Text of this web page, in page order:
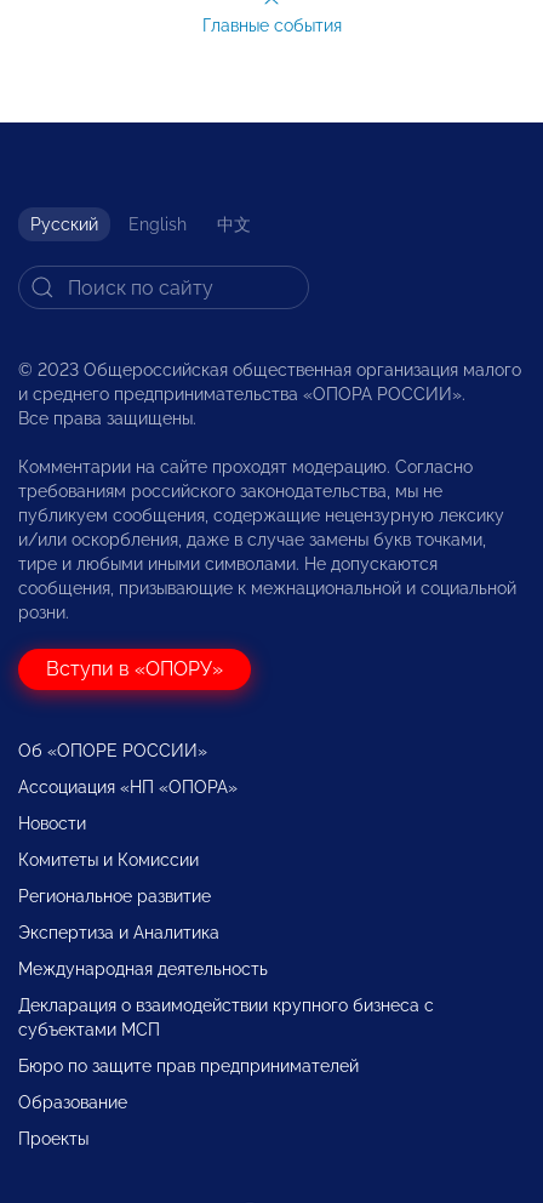
Главные события
Русский English 中文
© 2023 Общероссийская общественная организация малого
и среднего предпринимательства «ОПОРА РОССИИ».
Все права защищены.
Комментарии на сайте проходят модерацию. Согласно
требованиям российского законодательства, мы не
публикуем сообщения, содержащие нецензурную лексику
и/или оскорбления, даже в случае замены букв точками,
тире и любыми иными символами. Не допускаются
сообщения, призывающие к межнациональной и социальной
розни.
Вступи в «ОПОРУ»
Об «ОПОРЕ РОССИИ»
Ассоциация «НП «ОПОРА»
Новости
Комитеты и Комиссии
Региональное развитие
Экспертиза и Аналитика
Международная деятельность
Декларация о взаимодействии крупного бизнеса с
субъектами МСП
Бюро по защите прав предпринимателей
Образование
Проекты